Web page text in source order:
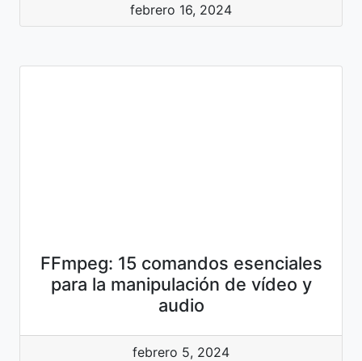
febrero 16, 2024
FFmpeg: 15 comandos esenciales
para la manipulación de vídeo y
audio
febrero 5, 2024